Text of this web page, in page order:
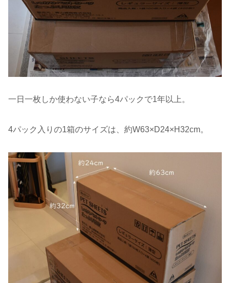
一日一枚しか使わない子なら4パックで1年以上。
4パック入りの1箱のサイズは、約W63×D24×H32cm。